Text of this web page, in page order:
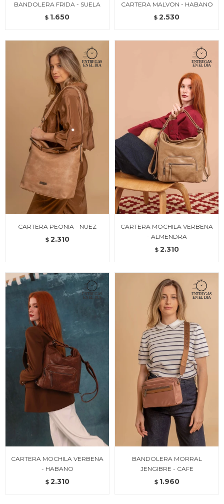
BANDOLERA FRIDA - SUELA
$ 1.650
CARTERA MALVON - HABANO
$ 2.530
CARTERA PEONIA - NUEZ
$ 2.310
CARTERA MOCHILA VERBENA
- ALMENDRA
$ 2.310
CARTERA MOCHILA VERBENA
- HABANO
$ 2.310
BANDOLERA MORRAL
JENGIBRE - CAFE
$ 1.960